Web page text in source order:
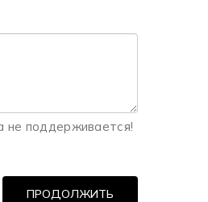
не поддерживается!
ПРОДОЛЖИТЬ